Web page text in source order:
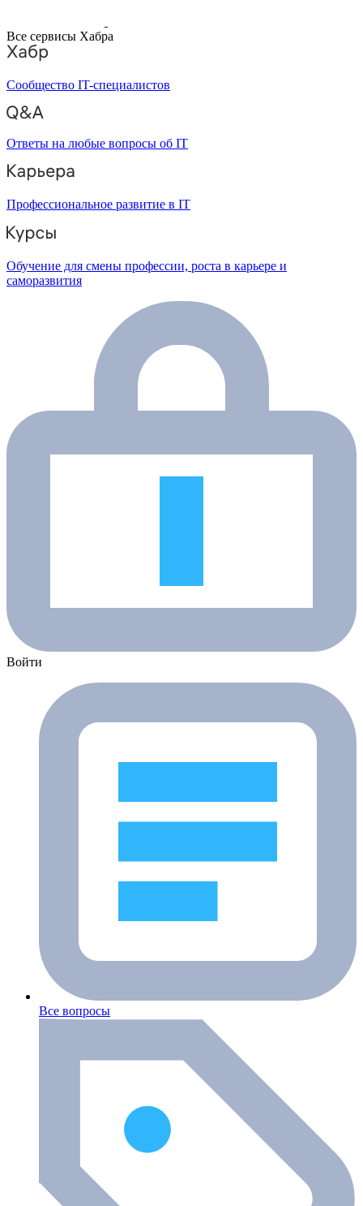
Все сервисы Хабра
Сообщество IT-специалистов
Ответы на любые вопросы об IT
Профессиональное развитие в IT
Обучение для смены профессии, роста в карьере и
саморазвития
Войти
Все вопросы